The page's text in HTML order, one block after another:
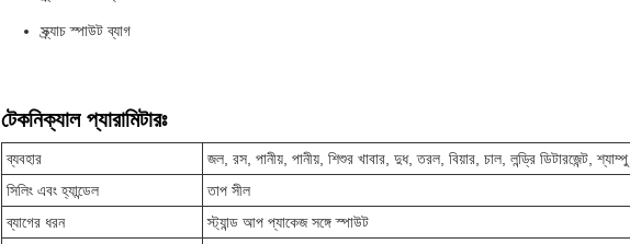
স্ক্র্যাচ স্পাউট ব্যাগ
টেকনিক্যাল প্যারামিটারঃ
ব্যবহার
জল, রস, পানীয়, পানীয়, শিশুর খাবার, দুধ, তরল, বিয়ার, চাল, লন্ড্রি ডিটারজেন্ট, শ্যাম্পু
সিলিং এবং হ্যান্ডেল
তাপ সীল
ব্যাগের ধরন
স্ট্যান্ড আপ প্যাকেজ সঙ্গে স্পাউট